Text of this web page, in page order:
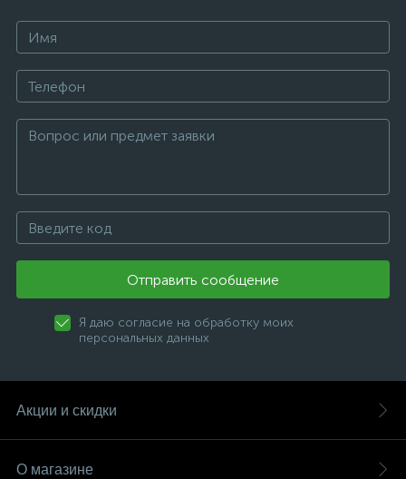
Отправить сообщение
Я даю согласие на обработку моих
персональных данных
Акции и скидки
О магазине